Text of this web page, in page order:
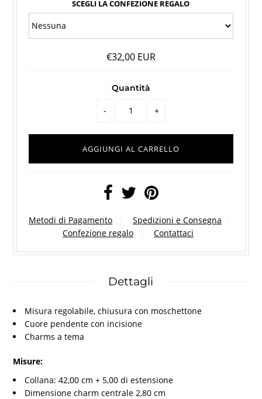
SCEGLI LA CONFEZIONE REGALO
€32,00 EUR
Quantità
- +
Metodi di Pagamento
Spedizioni e Consegna
Confezione regalo
Contattaci
Dettagli
Misura regolabile, chiusura con moschettone
Cuore pendente con incisione
Charms a tema
Misure:
Collana: 42,00 cm + 5,00 di estensione
Dimensione charm centrale 2,80 cm